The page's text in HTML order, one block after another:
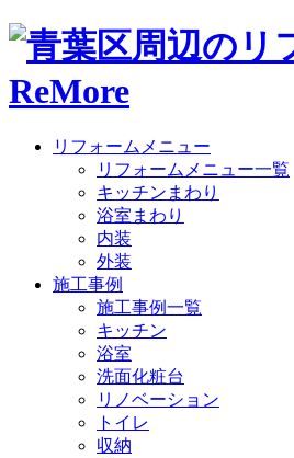
リフォームメニュー
リフォームメニュー一覧
キッチンまわり
浴室まわり
内装
外装
施工事例
施工事例一覧
キッチン
浴室
洗面化粧台
リノベーション
トイレ
収納